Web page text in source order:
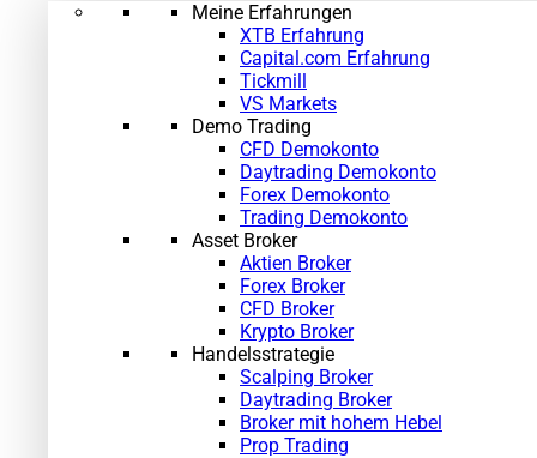
Meine Erfahrungen
XTB Erfahrung
Capital.com Erfahrung
Tickmill
VS Markets
Demo Trading
CFD Demokonto
Daytrading Demokonto
Forex Demokonto
Trading Demokonto
Asset Broker
Aktien Broker
Forex Broker
CFD Broker
Krypto Broker
Handelsstrategie
Scalping Broker
Daytrading Broker
Broker mit hohem Hebel
Prop Trading